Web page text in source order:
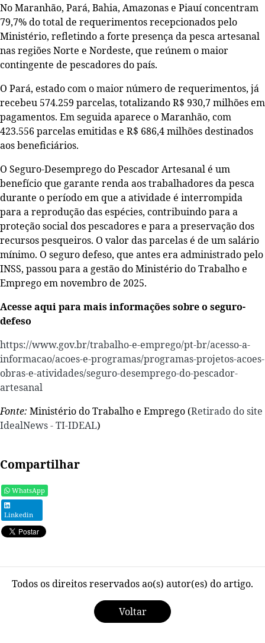
No Maranhão, Pará, Bahia, Amazonas e Piauí concentram
79,7% do total de requerimentos recepcionados pelo
Ministério, refletindo a forte presença da pesca artesanal
nas regiões Norte e Nordeste, que reúnem o maior
contingente de pescadores do país.
O Pará, estado com o maior número de requerimentos, já
recebeu 574.259 parcelas, totalizando R$ 930,7 milhões em
pagamentos. Em seguida aparece o Maranhão, com
423.556 parcelas emitidas e R$ 686,4 milhões destinados
aos beneficiários.
O Seguro-Desemprego do Pescador Artesanal é um
benefício que garante renda aos trabalhadores da pesca
durante o período em que a atividade é interrompida
para a reprodução das espécies, contribuindo para a
proteção social dos pescadores e para a preservação dos
recursos pesqueiros. O valor das parcelas é de um salário
mínimo. O seguro defeso, que antes era administrado pelo
INSS, passou para a gestão do Ministério do Trabalho e
Emprego em novembro de 2025.
Acesse aqui para mais informações sobre o seguro-
defeso
https://www.gov.br/trabalho-e-emprego/pt-br/acesso-a-
informacao/acoes-e-programas/programas-projetos-acoes-
obras-e-atividades/seguro-desemprego-do-pescador-
artesanal
Fonte: Ministério do Trabalho e Emprego (Retirado do site
IdealNews - TI-IDEAL)
Compartilhar
WhatsApp
Linkedin
Todos os direitos reservados ao(s) autor(es) do artigo.
Voltar